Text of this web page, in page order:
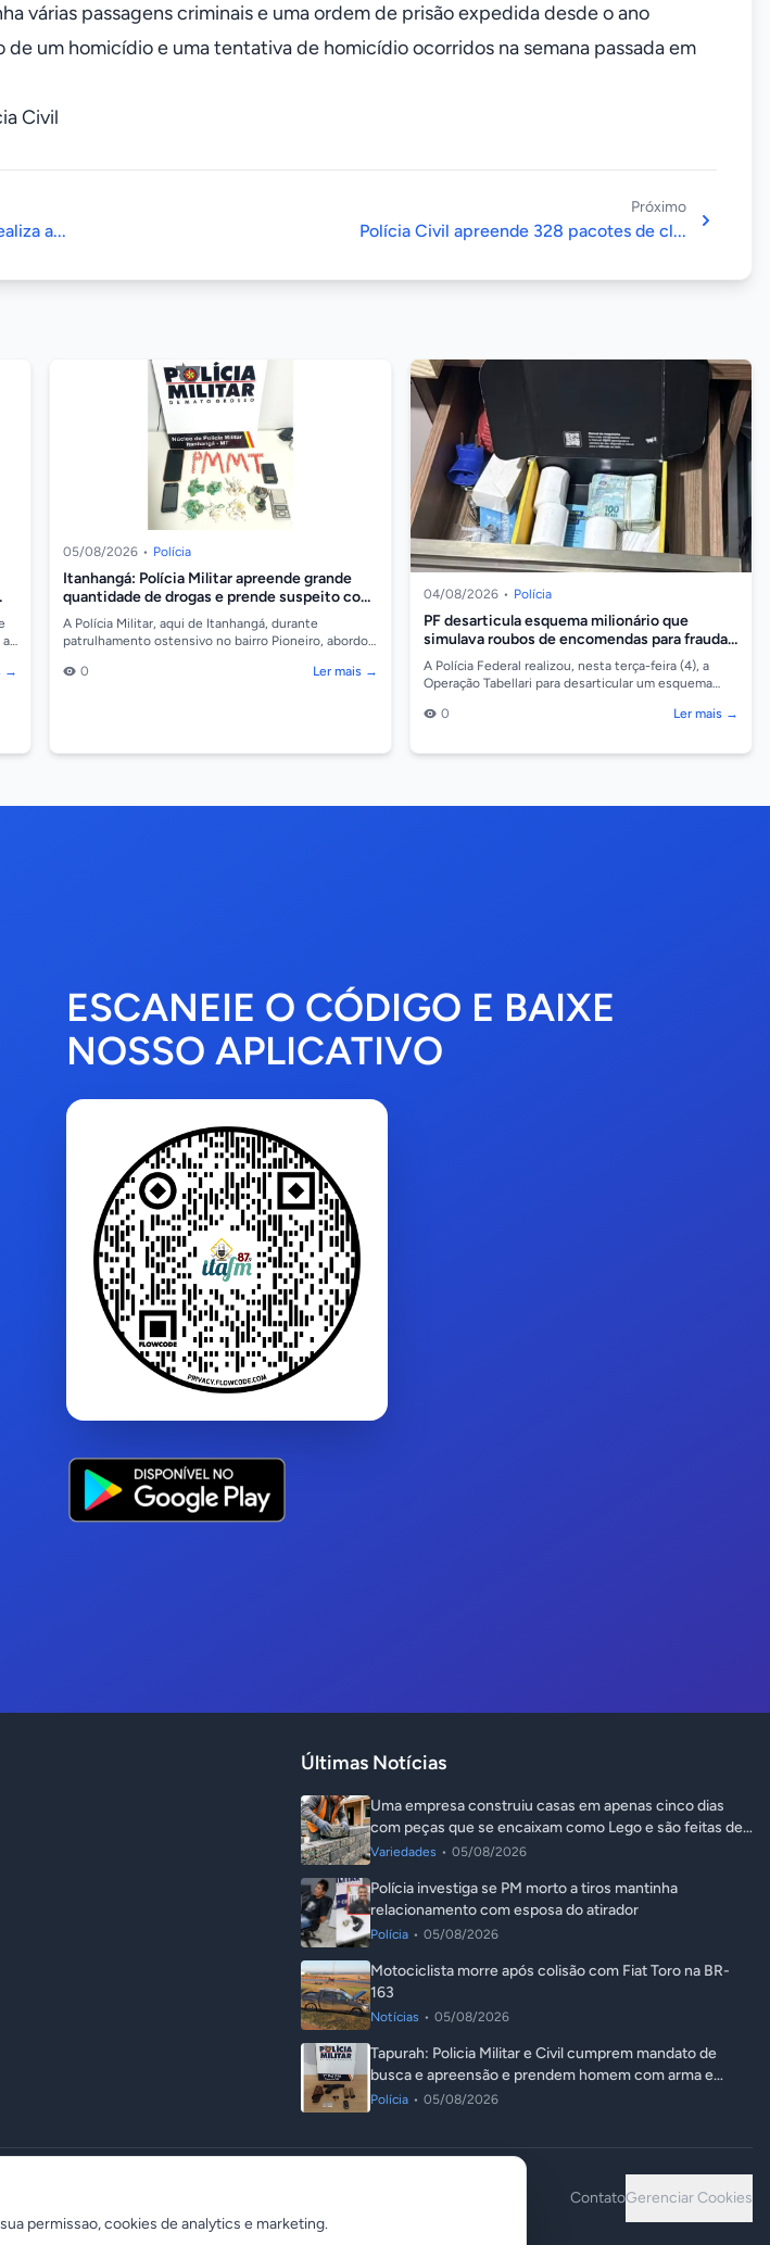
várias passagens criminais e uma ordem de prisão expedida desde o ano
de um homicídio e uma tentativa de homicídio ocorridos na semana passada em
Civil
a...
Próximo
Polícia Civil apreende 328 pacotes de cl...
a
→
05/08/2026 • Polícia
Itanhangá: Polícia Militar apreende grande
quantidade de drogas e prende suspeito com
ficha criminal extensa
A Polícia Militar, aqui de Itanhangá, durante
patrulhamento ostensivo no bairro Pioneiro, abordou
substânci...
0 Ler mais →
04/08/2026 • Polícia
PF desarticula esquema milionário que
simulava roubos de encomendas para fraudar
os Correios
A Polícia Federal realizou, nesta terça-feira (4), a
Operação Tabellari para desarticular um esquema
0
Ler mais →
ESCANEIE O CÓDIGO E BAIXE
NOSSO APLICATIVO
Últimas Notícias
Uma empresa construiu casas em apenas cinco dias
com peças que se encaixam como Lego e são feitas de
plástico reciclado
Variedades • 05/08/2026
Polícia investiga se PM morto a tiros mantinha
relacionamento com esposa do atirador
Polícia • 05/08/2026
Motociclista morre após colisão com Fiat Toro na BR-
163
Notícias • 05/08/2026
Tapurah: Policia Militar e Civil cumprem mandato de
busca e apreensão e prendem homem com arma e
droga
Polícia • 05/08/2026
ContatoGerenciar Cookies
permissao, cookies de analytics e marketing.